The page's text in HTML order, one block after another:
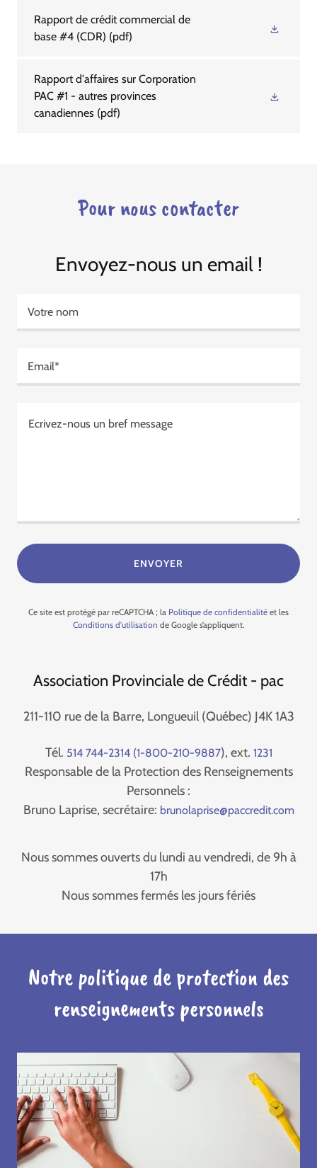
Rapport de crédit commercial de
base #4 (CDR) (pdf)
Rapport d'affaires sur Corporation
PAC #1 - autres provinces
canadiennes (pdf)
Pour nous contacter
Envoyez-nous un email !
Votre nom
Email*
ENVOYER
Ce site est protégé par reCAPTCHA ; la Politique de confidentialité et les
Conditions d'utilisation de Google s’appliquent.
Association Provinciale de Crédit - pac
211-110 rue de la Barre, Longueuil (Québec) J4K 1A3
Tél. 514 744-2314 (1-800-210-9887), ext. 1231
Responsable de la Protection des Renseignements
Personnels :
Bruno Laprise, secrétaire: brunolaprise@paccredit.com
Nous sommes ouverts du lundi au vendredi, de 9h à
17h
Nous sommes fermés les jours fériés
Notre politique de protection des
renseignements personnels